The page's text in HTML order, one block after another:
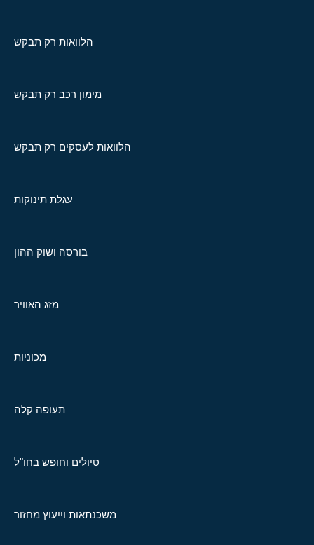
הלוואות רק תבקש
מימון רכב רק תבקש
הלוואות לעסקים רק תבקש
עגלת תינוקות
בורסה ושוק ההון
מזג האוויר
מכוניות
תעופה קלה
טיולים וחופש בחו"ל
משכנתאות וייעוץ מחזור